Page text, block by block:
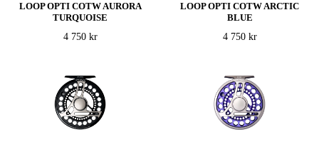
LOOP OPTI COTW AURORA
TURQUOISE
4 750 kr
LOOP OPTI COTW ARCTIC
BLUE
4 750 kr